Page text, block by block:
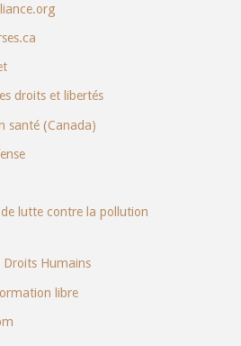
droits et libertés
santé (Canada)
lutte contre la pollution
Humains
libre